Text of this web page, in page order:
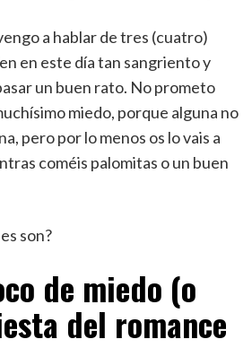
a hablar de tres (cuatro)
en este día tan sangriento y
un buen rato. No prometo
miedo, porque alguna no
pero por lo menos os lo vais a
coméis palomitas o un buen
son?
de miedo (o
del romance